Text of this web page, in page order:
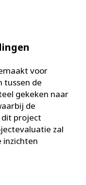
voor
tussen de
gekeken naar
de
project
zal
inzichten